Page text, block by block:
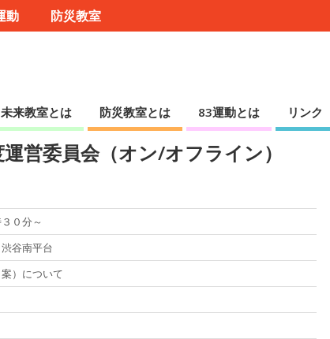
動 防災教室
未来教室とは 防災教室とは 83運動とは リンク
営委員会（オン/オフライン）
０分～
谷南平台
）について